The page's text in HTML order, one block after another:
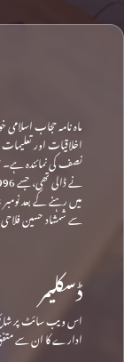
ماہ نامہ حجاب
اخلاقیات اور
سے شمشاد حسین
ڈسکلیمر
اس ویب سائٹ پر شائع
ادارے کا ان سے